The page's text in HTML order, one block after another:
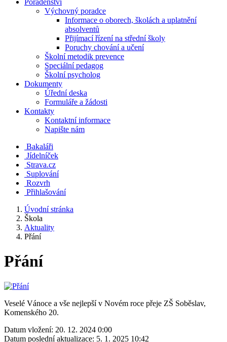
Poradenství
Výchovný poradce
Informace o oborech, školách a uplatnění
absolventů
Přijímací řízení na střední školy
Poruchy chování a učení
Školní metodik prevence
Speciální pedagog
Školní psycholog
Dokumenty
Úřední deska
Formuláře a žádosti
Kontakty
Kontaktní informace
Napište nám
Bakaláři
Jídelníček
Strava.cz
Suplování
Rozvrh
Přihlašování
Úvodní stránka
Škola
Aktuality
Přání
Přání
Veselé Vánoce a vše nejlepší v Novém roce přeje ZŠ Soběslav,
Komenského 20.
Datum vložení: 20. 12. 2024 0:00
Datum poslední aktualizace: 5. 1. 2025 10:42